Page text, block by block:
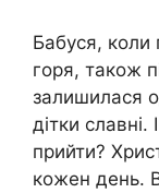
Бабуся, коли
горя, також
залишилася
дітки
прийти?
кожен день.